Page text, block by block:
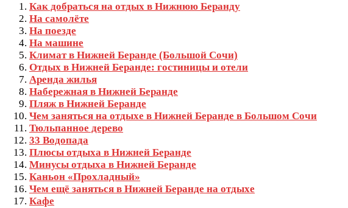
Как добраться на отдых в Нижнюю Беранду
На самолёте
На поезде
На машине
Климат в Нижней Беранде (Большой Сочи)
Отдых в Нижней Беранде: гостиницы и отели
Аренда жилья
Набережная в Нижней Беранде
Пляж в Нижней Беранде
Чем заняться на отдыхе в Нижней Беранде в Большом Сочи
Тюльпанное дерево
33 Водопада
Плюсы отдыха в Нижней Беранде
Минусы отдыха в Нижней Беранде
Каньон «Прохладный»
Чем ещё заняться в Нижней Беранде на отдыхе
Кафе